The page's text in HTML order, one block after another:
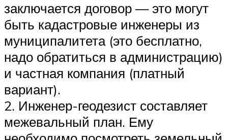
заключается договор — это могут
быть кадастровые инженеры из
муниципалитета (это бесплатно,
надо обратиться в администрацию)
и частная компания (платный
вариант).
2. Инженер-геодезист составляет
межевальный план. Ему